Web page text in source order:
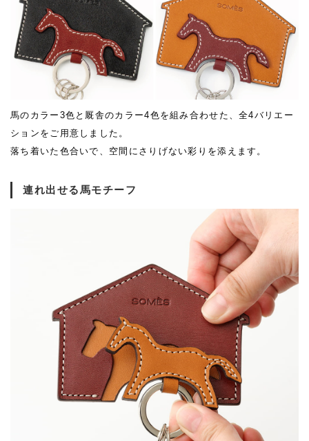
馬のカラー3色と厩舎のカラー4色を組み合わせた、全4バリエー
ションをご用意しました。
落ち着いた色合いで、空間にさりげない彩りを添えます。
連れ出せる馬モチーフ